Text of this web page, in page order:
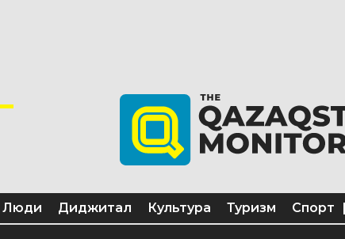
Люди Диджитал Культура Туризм Спорт |